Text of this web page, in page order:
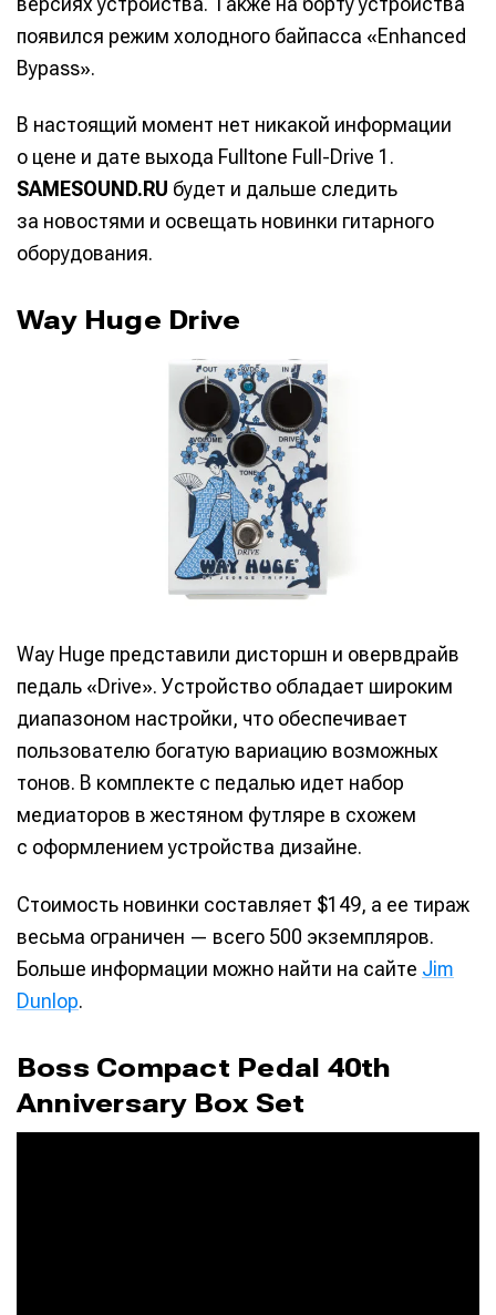
появился режим холодного байпасса «Enhanced
Bypass».
В настоящий момент нет никакой информации
о цене и дате выхода Fulltone Full-Drive 1.
SAMESOUND.RU будет и дальше следить
за новостями и освещать новинки гитарного
оборудования.
Way Huge Drive
Way Huge представили дисторшн и овервдрайв
педаль «Drive». Устройство обладает широким
диапазоном настройки, что обеспечивает
пользователю богатую вариацию возможных
тонов. В комплекте с педалью идет набор
медиаторов в жестяном футляре в схожем
с оформлением устройства дизайне.
Стоимость новинки составляет $149, а ее тираж
весьма ограничен — всего 500 экземпляров.
Больше информации можно найти на сайте Jim
Dunlop.
Boss Compact Pedal 40th
Anniversary Box Set